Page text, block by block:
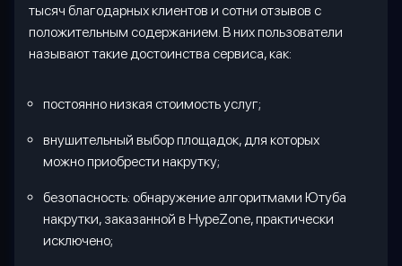
тысяч благодарных клиентов и сотни отзывов с
положительным содержанием. В них пользователи
называют такие достоинства сервиса, как:
постоянно низкая стоимость услуг;
внушительный выбор площадок, для которых
можно приобрести накрутку;
безопасность: обнаружение алгоритмами Ютуба
накрутки, заказанной в HypeZone, практически
исключено;